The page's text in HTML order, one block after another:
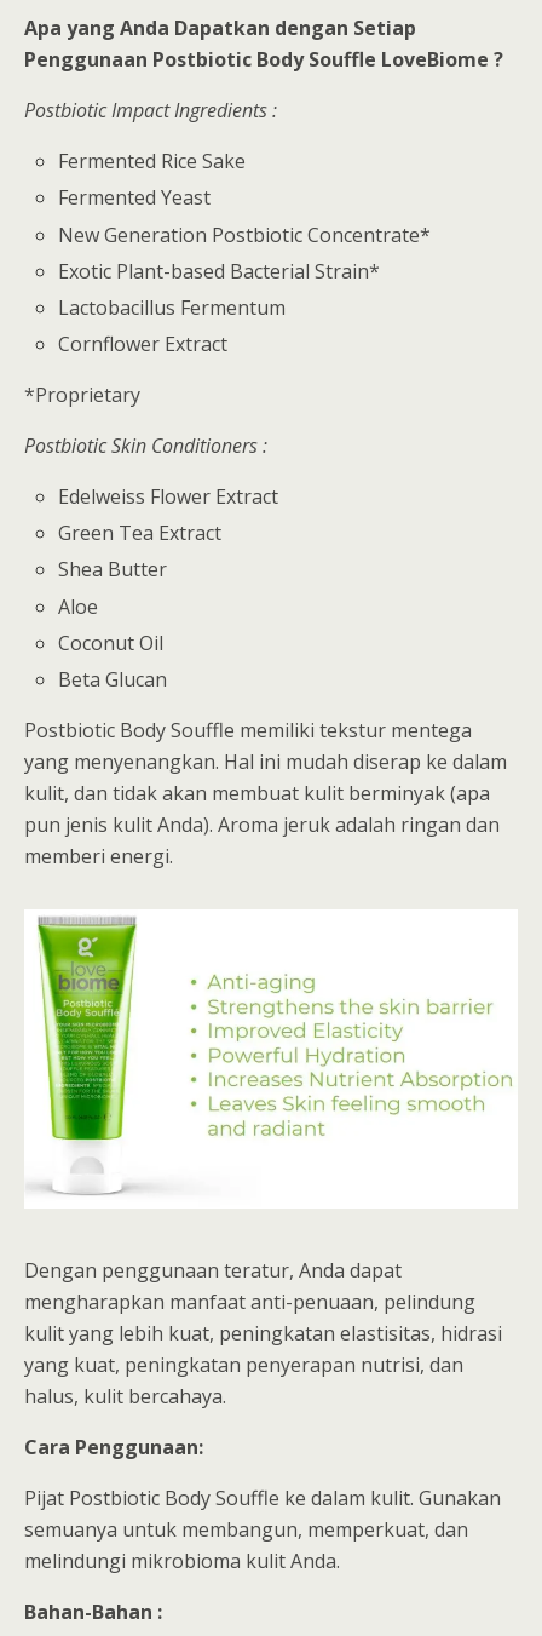
Apa yang Anda Dapatkan dengan Setiap
Penggunaan Postbiotic Body Souffle LoveBiome ?
Postbiotic Impact Ingredients :
Fermented Rice Sake
Fermented Yeast
New Generation Postbiotic Concentrate*
Exotic Plant-based Bacterial Strain*
Lactobacillus Fermentum
Cornflower Extract
*Proprietary
Postbiotic Skin Conditioners :
Edelweiss Flower Extract
Green Tea Extract
Shea Butter
Aloe
Coconut Oil
Beta Glucan
Postbiotic Body Souffle memiliki tekstur mentega
yang menyenangkan. Hal ini mudah diserap ke dalam
kulit, dan tidak akan membuat kulit berminyak (apa
pun jenis kulit Anda). Aroma jeruk adalah ringan dan
memberi energi.
Dengan penggunaan teratur, Anda dapat
mengharapkan manfaat anti-penuaan, pelindung
kulit yang lebih kuat, peningkatan elastisitas, hidrasi
yang kuat, peningkatan penyerapan nutrisi, dan
halus, kulit bercahaya.
Cara Penggunaan:
Pijat Postbiotic Body Souffle ke dalam kulit. Gunakan
semuanya untuk membangun, memperkuat, dan
melindungi mikrobioma kulit Anda.
Bahan-Bahan :